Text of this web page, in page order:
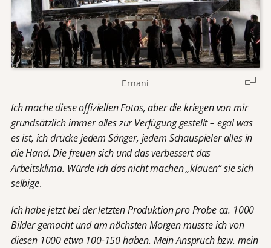
Ernani
Ich mache diese offiziellen Fotos, aber die kriegen von mir
grundsätzlich immer alles zur Verfügung gestellt – egal was
es ist, ich drücke jedem Sänger, jedem Schauspieler alles in
die Hand. Die freuen sich und das verbessert das
Arbeitsklima. Würde ich das nicht machen „klauen“ sie sich
selbige.
Ich habe jetzt bei der letzten Produktion pro Probe ca. 1000
Bilder gemacht und am nächsten Morgen musste ich von
diesen 1000 etwa 100-150 haben. Mein Anspruch bzw. mein